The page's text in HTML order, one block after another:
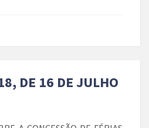
DE 16 DE JULHO